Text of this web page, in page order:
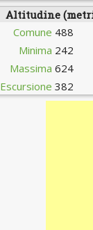
Altitudine
Comune 488
Minima 242
Massima 624
Escursione 382